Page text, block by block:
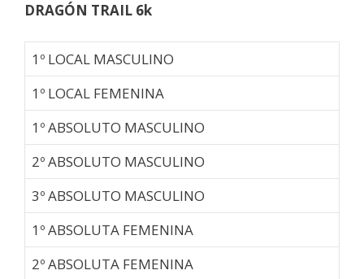
DRAGÓN TRAIL 6k
1º LOCAL MASCULINO
1º LOCAL FEMENINA
1º ABSOLUTO MASCULINO
2º ABSOLUTO MASCULINO
3º ABSOLUTO MASCULINO
1º ABSOLUTA FEMENINA
2º ABSOLUTA FEMENINA